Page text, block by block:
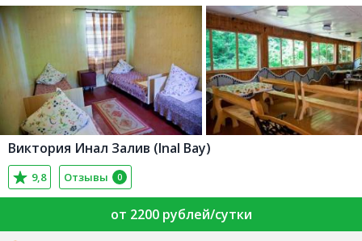
Виктория Инал Залив (Inal Bay)
9,8 Отзывы 0
от 2200 рублей/сутки